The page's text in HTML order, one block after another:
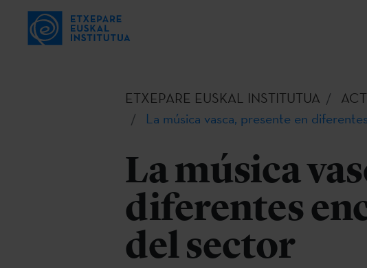
ETXEPARE EUSKAL INSTITUTUA
La música vasca, presente en
La música
diferentes
del sector